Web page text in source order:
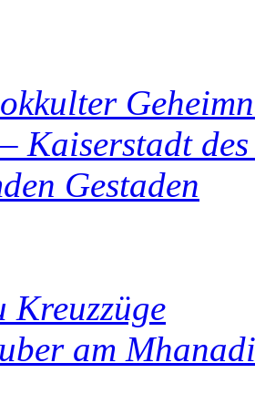
Kaiserstadt
Gestaden
Kreuzzüge
am Mhanadi